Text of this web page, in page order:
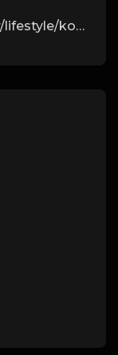
a-la-happy-italy/